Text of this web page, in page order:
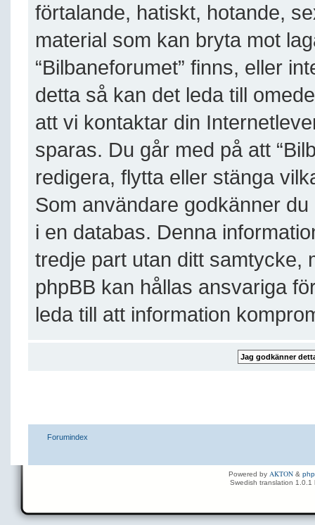
förtalande, hatiskt, hotande,
material som kan bryta mot
“Bilbaneforumet” finns, eller
detta så kan det leda till
att vi kontaktar din
sparas. Du går med på att
redigera, flytta eller stänga
Som användare godkänner
i en databas. Denna
tredje part utan ditt samtycke,
phpBB kan hållas ansvariga
leda till att information
Forumindex
Powered by AKTON&
Swedish translation